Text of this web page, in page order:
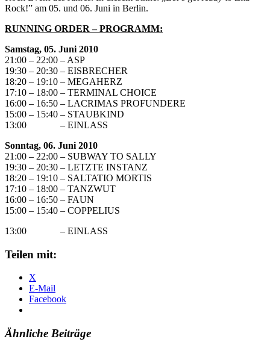
Rock!” am 05. und 06. Juni in Berlin.
RUNNING ORDER – PROGRAMM:
Samstag, 05. Juni 2010
21:00 – 22:00 – ASP
19:30 – 20:30 – EISBRECHER
18:20 – 19:10 – MEGAHERZ
17:10 – 18:00 – TERMINAL CHOICE
16:00 – 16:50 – LACRIMAS PROFUNDERE
15:00 – 15:40 – STAUBKIND
13:00 – EINLASS
Sonntag, 06. Juni 2010
21:00 – 22:00 – SUBWAY TO SALLY
19:30 – 20:30 – LETZTE INSTANZ
18:20 – 19:10 – SALTATIO MORTIS
17:10 – 18:00 – TANZWUT
16:00 – 16:50 – FAUN
15:00 – 15:40 – COPPELIUS
13:00 – EINLASS
Teilen mit:
X
E-Mail
Facebook
Ähnliche Beiträge